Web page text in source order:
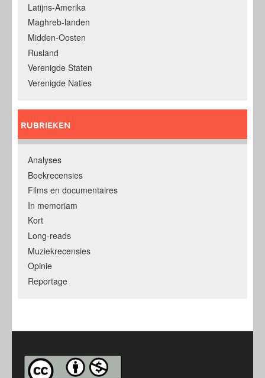
Latijns-Amerika
Maghreb-landen
Midden-Oosten
Rusland
Verenigde Staten
Verenigde Naties
RUBRIEKEN
Analyses
Boekrecensies
Films en documentaires
In memoriam
Kort
Long-reads
Muziekrecensies
Opinie
Reportage